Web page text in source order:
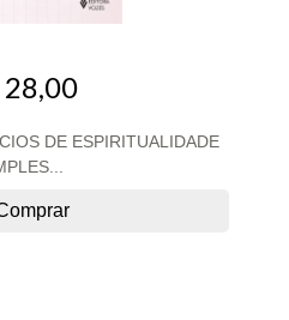
28,00
DE ESPIRITUALIDADE